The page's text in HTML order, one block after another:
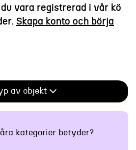
vara registrerad i vår kö
Skapa konto och börja
av objekt
kategorier betyder?